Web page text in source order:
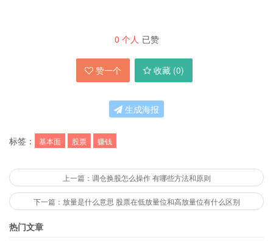
0 个人 已赞
赞一个 收藏 (0)
生成海报
标签： 基本面 股票 赚钱
上一篇：调仓换股怎么操作 有哪些方法和原则
下一篇：放量是什么意思 股票在低放量位和高放量位有什么区别
热门文章